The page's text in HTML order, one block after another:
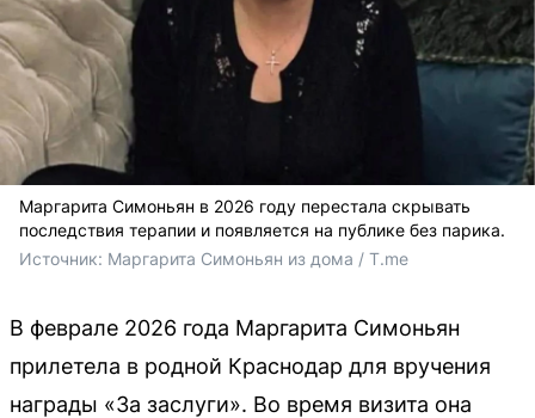
Маргарита Симоньян в 2026 году перестала скрывать
последствия терапии и появляется на публике без парика.
Источник: Маргарита Симоньян из дома / T.me
В феврале 2026 года Маргарита Симоньян
прилетела в родной Краснодар для вручения
награды «За заслуги». Во время визита она